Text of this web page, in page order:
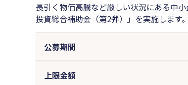
長引く物価高騰など厳しい状況にある中
投資総合補助金（第2弾）」を実施します。
公募期間
上限金額